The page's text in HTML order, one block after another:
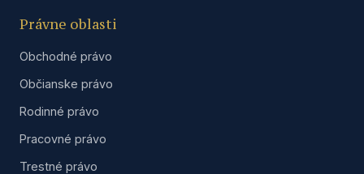
Právne oblasti
Obchodné právo
Občianske právo
Rodinné právo
Pracovné právo
Trestné právo